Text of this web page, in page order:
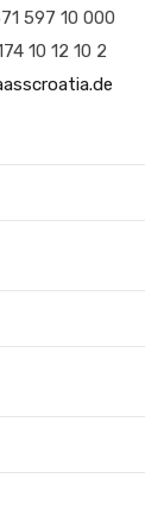
597 10 000
10 12 10 2